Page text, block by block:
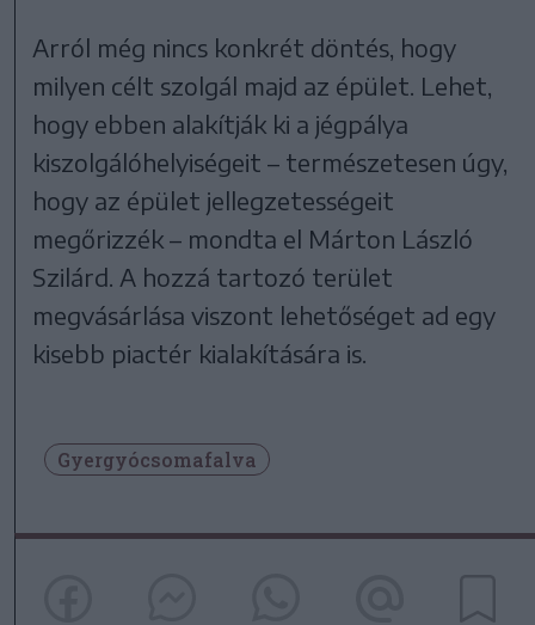
Arról még nincs konkrét döntés, hogy
milyen célt szolgál majd az épület. Lehet,
hogy ebben alakítják ki a jégpálya
kiszolgálóhelyiségeit – természetesen úgy,
hogy az épület jellegzetességeit
megőrizzék – mondta el Márton László
Szilárd. A hozzá tartozó terület
megvásárlása viszont lehetőséget ad egy
kisebb piactér kialakítására is.
Gyergyócsomafalva